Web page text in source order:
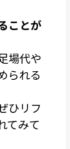
ことが
場代や
られる
ひリフ
てみて